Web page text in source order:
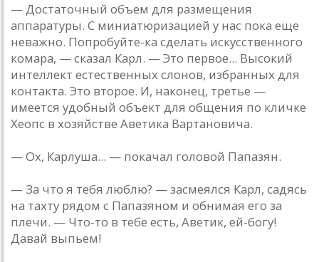
— Достаточный объем для размещения
аппаратуры. С миниатюризацией у нас пока еще
неважно. Попробуйте-ка сделать искусственного
комара, — сказал Карл. — Это первое... Высокий
интеллект естественных слонов, избранных для
контакта. Это второе. И, наконец, третье —
имеется удобный объект для общения по кличке
Хеопс в хозяйстве Аветика Вартановича.
— Ох, Карлуша... — покачал головой Папазян.
— За что я тебя люблю? — засмеялся Карл, садясь
на тахту рядом с Папазяном и обнимая его за
плечи. — Что-то в тебе есть, Аветик, ей-богу!
Давай выпьем!